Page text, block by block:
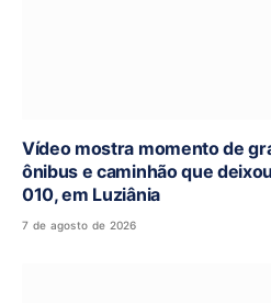
Vídeo mostra momento de
ônibus e caminhão que
010, em Luziânia
7 de agosto de 2026